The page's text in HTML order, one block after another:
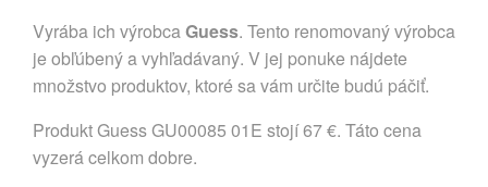
Vyrába ich výrobcaGuess. Tento renomovaný výrobca
je obľúbený a vyhľadávaný. V jej ponuke nájdete
množstvo produktov, ktoré sa vám určite budú páčiť.
Produkt Guess GU00085 01E stojí 67 €. Táto cena
vyzerá celkom dobre.